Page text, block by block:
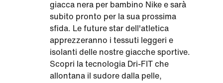
giacca nera per bambino Nike e sarà
subito pronto per la sua prossima
sfida. Le future star dell'atletica
apprezzeranno i tessuti leggeri e
isolanti delle nostre giacche sportive.
Scopri la tecnologia Dri-FIT che
allontana il sudore dalla pelle,